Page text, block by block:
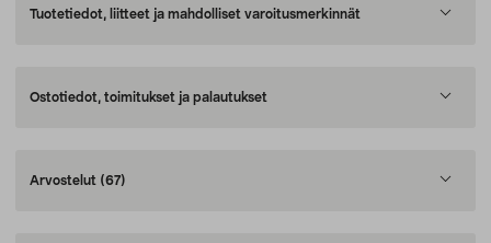
Tuotetiedot, liitteet ja mahdolliset varoitusmerkinnät
Ostotiedot, toimitukset ja palautukset
Arvostelut (67)